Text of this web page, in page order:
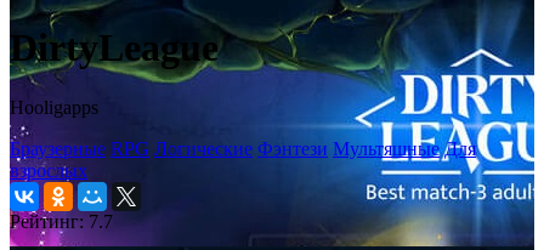
DirtyLeague
Hooligapps
Браузерные RPG Логические Фэнтези Мультяшные Для
взрослых
Рейтинг: 7.7